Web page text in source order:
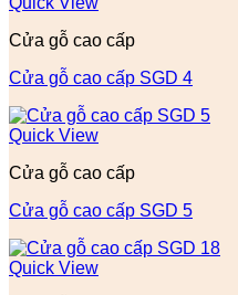
Cửa gỗ cao cấp
Cửa gỗ cao cấp SGD 4
Quick View
Cửa gỗ cao cấp
Cửa gỗ cao cấp SGD 5
Quick View